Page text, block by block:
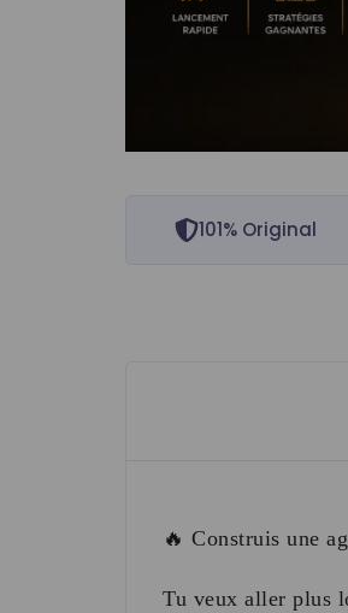
101% Original
🔥 Construis une
Tu veux aller plus